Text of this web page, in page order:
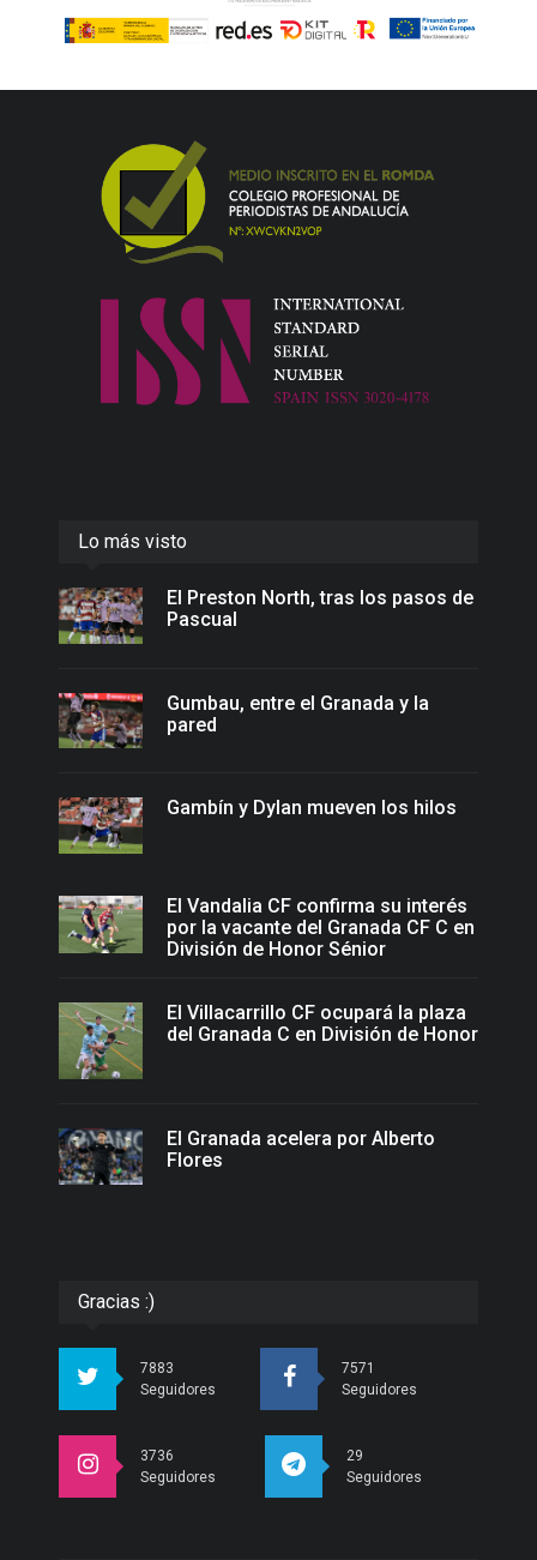
Lo más visto
El Preston North, tras los pasos de
Pascual
Gumbau, entre el Granada y la
pared
Gambín y Dylan mueven los hilos
El Vandalia CF confirma su interés
por la vacante del Granada CF C en
División de Honor Sénior
El Villacarrillo CF ocupará la plaza
del Granada C en División de Honor
El Granada acelera por Alberto
Flores
Gracias :)
7883
Seguidores
7571
Seguidores
3736
Seguidores
29
Seguidores